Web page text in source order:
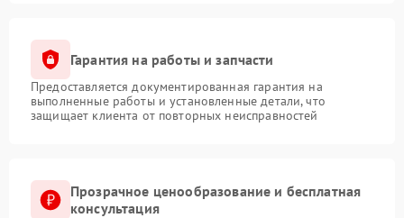
Гарантия на работы и запчасти
Предоставляется документированная гарантия на
выполненные работы и установленные детали, что
защищает клиента от повторных неисправностей
Прозрачное ценообразование и бесплатная
консультация